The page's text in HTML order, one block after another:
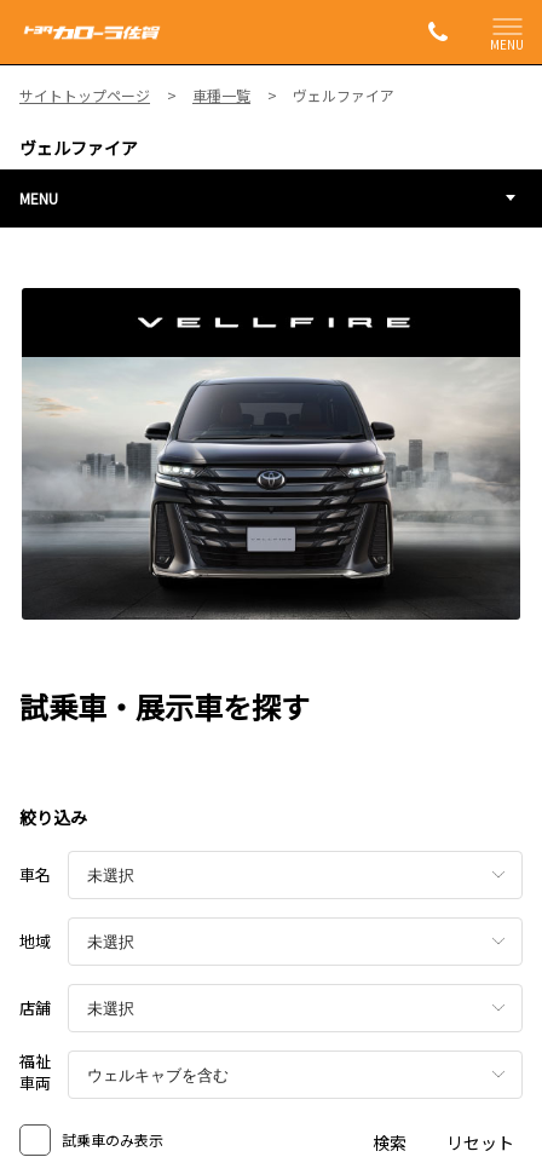
MENU
サイトトップページ 車種一覧 ヴェルファイア
ヴェルファイア
MENU
試乗車・展示車を探す
絞り込み
車名
地域
店舗
福祉
車両
試乗車のみ表示 検索 リセット